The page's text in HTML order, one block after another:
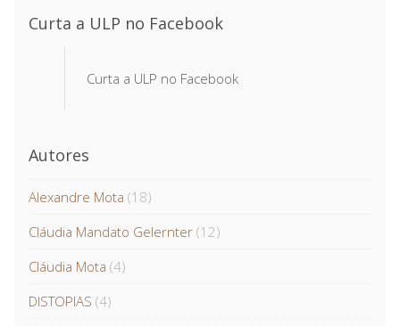
Curta a ULP no Facebook
Curta a ULP no Facebook
Autores
Alexandre Mota (18)
Cláudia Mandato Gelernter (12)
Cláudia Mota (4)
DISTOPIAS (4)